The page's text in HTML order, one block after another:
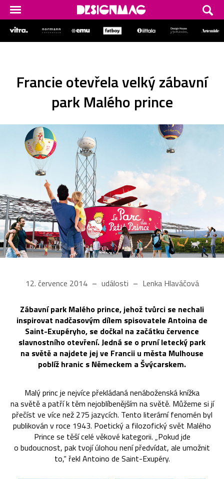
Francie otevřela velký zábavní
park Malého prince
12. července 2014 události Lenka Hlaváčová
Zábavní park Malého prince, jehož tvůrci se nechali
inspirovat nadčasovým dílem spisovatele Antoina de
Saint-Exupéryho, se dočkal na začátku července
slavnostního otevření. Jedná se o první letecký park
na světě a najdete jej ve Francii u města Mulhouse
poblíž hranic s Německem a Švýcarskem.
Malý princ je nejvíce překládaná nenáboženská knížka
na světě a patří k těm nejoblíbenějším na světě. Můžeme si jí
přečíst ve více než 275 jazycích. Tento literární fenomén byl
publikován v roce 1943. Poetický a filozofický svět Malého
Prince se těší celé věkové kategorii. „Pokud jde
o budoucnost, pak tvojí úlohou není předvídat, ale umožnit
to,“ řekl Antoino de Saint-Exupéry.